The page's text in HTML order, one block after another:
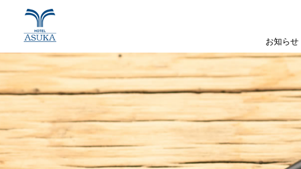
お知らせ